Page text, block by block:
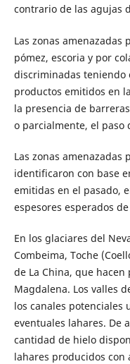
contrario de las agujas
Las zonas amenazadas
pómez, escoria y por
discriminadas teniendo
productos emitidos en
la presencia de
o parcialmente, el paso
Las zonas
identificaron con base
emitidas en el pasado,
espesores esperados
En los glaciares del
Combeima, Toche
de La China, que
Magdalena. Los valles
los canales potenciales
eventuales lahares. De
cantidad de hielo
lahares producidos